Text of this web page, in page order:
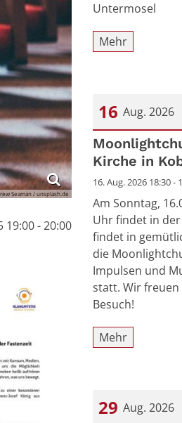
Seaman / unsplash.de
19:00 - 20:00
Untermosel
Mehr
16 Aug. 2026
Datum: 16.
Kirche in
16. Aug. 2026 18:30 -
Am Sonntag,
Uhr findet in
findet in
die
Impulsen und
statt. Wir
Besuch!
Mehr
29 Aug. 2026